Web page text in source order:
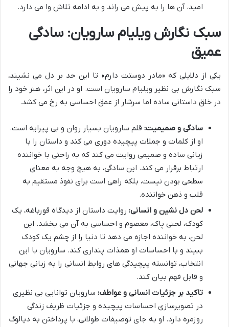
امید، آن ها را به پیش می راند و به ادامه تلاش وا می دارد.
سبک نگارش ویلیام سارویان: سادگی
عمیق
یکی از دلایلی که «مادر دوستت دارم» تا این حد بر دل می نشیند،
سبک نگارش بی نظیر ویلیام سارویان است. او در این اثر، هنر خود را
در خلق داستانی ساده اما سرشار از عمق احساسی به رخ می کشد.
سادگی و صمیمیت: قلم سارویان بسیار روان و بی پیرایه است.
او از کلمات و جملات پیچیده دوری می کند و داستان را با
زبانی ساده و صمیمی روایت می کند که به راحتی با خواننده
ارتباط برقرار می کند. این سادگی، به هیچ وجه به معنای
سطحی بودن نیست، بلکه راهی است برای نفوذ مستقیم به
قلب و ذهن خواننده.
لحن دل نشین و انسانی: روایت داستان از دیدگاه قورباغه، یک
کودک، لحنی پاک، معصوم و احساسی به آن می بخشد. این
لحن، به خواننده اجازه می دهد تا دنیا را از چشم یک کودک
ببیند و با احساسات او همذات پنداری کند. سارویان با این
انتخاب، توانسته پیچیدگی های روابط انسانی را به زبانی جهانی
و قابل فهم بیان کند.
تاکید بر جزئیات انسانی و عواطف: سارویان توانایی بی نظیری
در تصویرسازی احساسات پیچیده و جزئیات ظریف زندگی
روزمره دارد. او به جای توصیفات طولانی، با پرداختن به دیالوگ